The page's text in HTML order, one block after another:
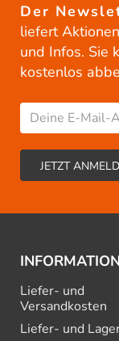
Der
liefert
und Infos. Sie
kostenlos
Liefer- und
Versandkosten
Liefer- und